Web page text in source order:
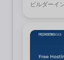
ビルダーイ